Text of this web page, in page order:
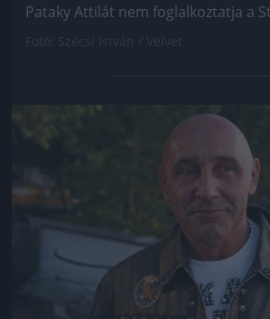
Pataky Attilát nem foglalkoztatja a
Jön még kép!